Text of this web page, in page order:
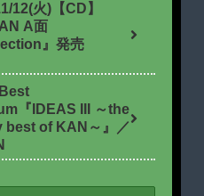
12(火)【CD】
A面
』発売
『IDEAS III ～the
best of KAN～』／